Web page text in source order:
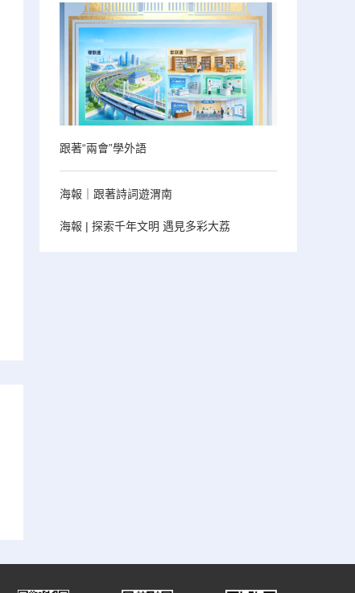
跟著“兩會”學外語
海報｜跟著詩詞遊渭南
海報 | 探索千年文明 遇見多彩大荔